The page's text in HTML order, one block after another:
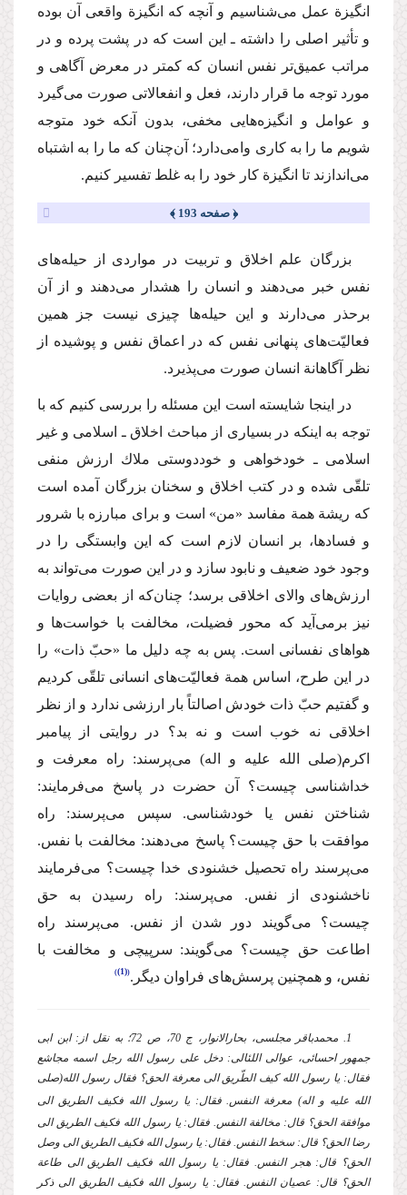
انگیزة عمل می‌شناسیم و آنچه كه انگیزة واقعی آن بوده
و تأثیر اصلی را داشته ـ این است كه در پشت پرده و در
مراتب عمیق‌تر نفس انسان كه كمتر در معرض آگاهی و
مورد توجه ما قرار دارند، فعل و انفعالاتی صورت می‌گیرد
و عوامل و انگیزه‌هایی مخفی، بدون آنكه خود متوجه
شویم ما را به كاری وامی‌دارد؛ آن‌چنان كه ما را به اشتباه
می‌اندازند تا انگیزة كار خود را به غلط تفسیر كنیم.
﴿ صفحه 193 ﴾
بزرگان علم اخلاق و تربیت در مواردی از حیله‌های
نفس خبر می‌دهند و انسان را هشدار می‌دهند و از آن
برحذر می‌دارند و این حیله‌ها چیزی نیست جز همین
فعالیّت‌های پنهانی نفس كه در اعماق نفس و پوشیده از
نظر آگاهانة انسان صورت می‌پذیرد.
در اینجا شایسته است این مسئله را بررسی كنیم كه با
توجه به اینكه در بسیاری از مباحث اخلاق ـ اسلامی و غیر
اسلامی ـ خودخواهی و خوددوستی ملاك ارزش منفی
تلقّی شده و در كتب اخلاق و سخنان بزرگان آمده است
كه ریشة همة مفاسد «من» است و برای مبارزه با شرور
و فسادها، بر انسان لازم است كه این وابستگی را در
وجود خود ضعیف و نابود سازد و در این صورت می‌تواند به
ارزش‌های والای اخلاقی برسد؛ چنان‌كه از بعضی روایات
نیز برمی‌آید كه محور فضیلت، مخالفت با خواست‌ها و
هواهای نفسانی است. پس به چه دلیل ما «حبّ ذات» را
در این طرح، اساس همة فعالیّت‌های انسانی تلقّی كردیم
و گفتیم حبّ ذات خودش اصالتاً بار ارزشی ندارد و از نظر
اخلاقی نه خوب است و نه بد؟ در روایتی از پیامبر
اكرم(صلی الله علیه و اله) می‌پرسند: راه معرفت و
خداشناسی چیست؟ آن حضرت در پاسخ می‌فرمایند:
شناختن نفس یا خودشناسی. سپس می‌پرسند: راه
موافقت با حق چیست؟ پاسخ می‌دهند: مخالفت با نفس.
می‌پرسند راه تحصیل خشنودی خدا چیست؟ می‌فرمایند
ناخشنودی از نفس. می‌پرسند: راه رسیدن به حق
چیست؟ می‌گویند دور شدن از نفس. می‌پرسند راه
اطاعت حق چیست؟ می‌گویند: سرپیچی و مخالفت با
نفس، و همچنین پرسش‌های فراوان دیگر. (1)
1. محمدباقر مجلسی، بحارالانوار، ج 70، ص 72؛ به نقل از: ابن ابی
جمهور احسائی، عوالی اللئالی: دخل علی رسول الله رجل اسمه مجاشع
فقال: یا رسول ‌الله كیف الطّریق الی معرفة الحق؟ فقال رسول ‌الله(صلی
الله علیه و اله) معرفة النفس. فقال: یا رسول‌ الله فكیف الطریق الی
موافقة الحق؟ قال: مخالفة النفس. فقال: یا رسول ‌الله فكیف الطریق الی
رضا الحق؟ قال: سخط النفس. فقال: یا رسول ‌الله فكیف الطریق الی وصل
الحق؟ قال: هجر النفس. فقال: یا رسول‌ الله فكیف الطریق الی طاعة
الحق؟ قال: عصیان النفس. فقال: یا رسول ‌الله فكیف الطریق الی ذكر